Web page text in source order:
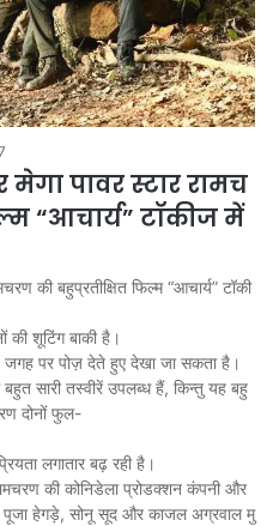
मेगा पावर स्टार रामच
“आचार्य” टॉकीज में
की बहुप्रतीक्षित फिल्म “आचार्य” टॉकी
की शूटिंग बाकी है।
पर पोज़ देते हुए देखा जा सकता है।
सारी तस्वीरें उपलब्ध हैं, किन्तु यह बहु
दोनों फुल-
लगातार बढ़ रही है।
रामचरण की कोनिडेला प्रोडक्शन कंपनी और
में पूजा हेगड़े, सोनू सूद और काजल अग्रवाल मु